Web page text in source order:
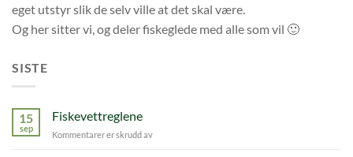
eget utstyr slik de selv ville at det skal være.
Og her sitter vi, og deler fiskeglede med alle som vil 🙂
SISTE
15
sep
Fiskevettreglene
Kommentarer er skrudd avfor